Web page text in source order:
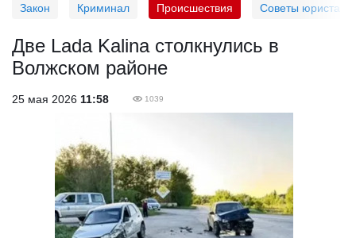
Закон Криминал Происшествия Советы юриста
Две Lada Kalina столкнулись в
Волжском районе
25 мая 2026 11:58 1039